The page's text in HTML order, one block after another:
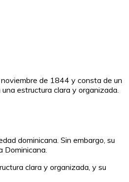
de 1844 y consta de un
estructura clara y organizada.
dominicana. Sin embargo, su
clara y organizada, y su